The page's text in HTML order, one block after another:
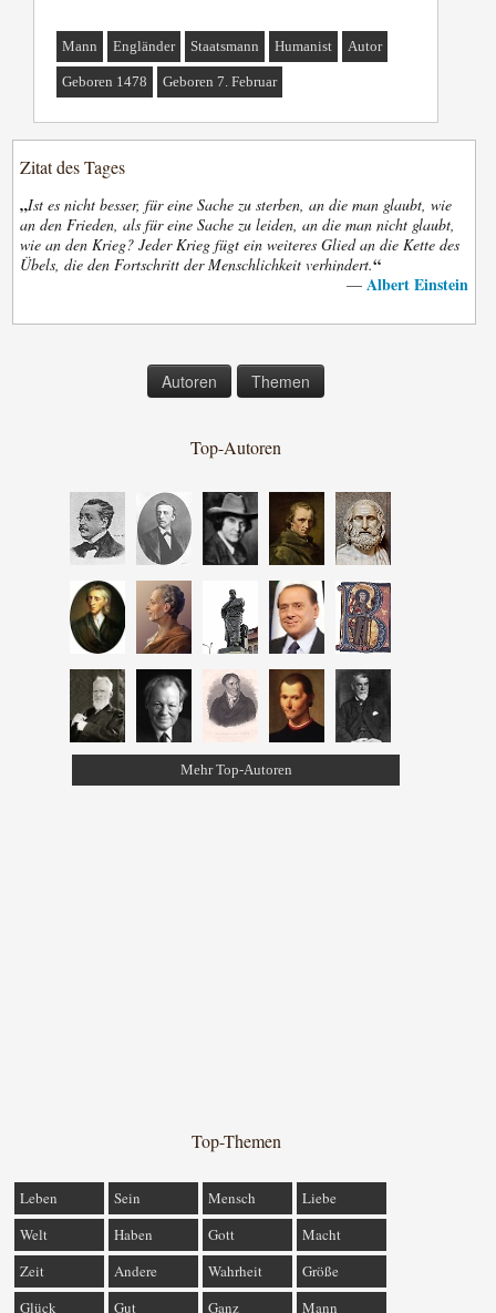
Mann Engländer Staatsmann Humanist Autor
Geboren 1478 Geboren 7. Februar
Zitat des Tages
„Ist es nicht besser, für eine Sache zu sterben, an die man glaubt, wie
an den Frieden, als für eine Sache zu leiden, an die man nicht glaubt,
wie an den Krieg? Jeder Krieg fügt ein weiteres Glied an die Kette des
Übels, die den Fortschritt der Menschlichkeit verhindert.“
— Albert Einstein
Autoren Themen
Top-Autoren
Mehr Top-Autoren
Top-Themen
Leben Sein Mensch
Liebe
Welt
Haben Gott
Macht
Zeit
Andere Wahrheit
Größe
Glück
Gut Ganz Mann